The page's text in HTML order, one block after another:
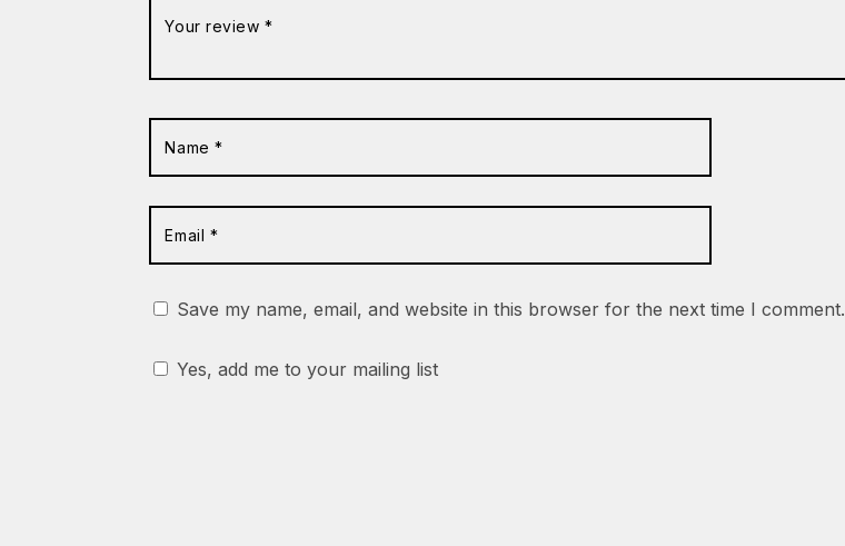
Save my name, email, and website in this browser for the next time I comment.
Yes, add me to your mailing list